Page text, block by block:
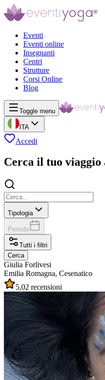
Eventi
Eventi online
Insegnanti
Centri
Strutture
Corsi Online
Blog
Toggle menu
ITA
Accedi
Cerca il tuo viaggio
Tipologia
Periodo
Tutti i filtri
Cerca
Giulia Forlivesi
Emilia Romagna, Cesenatico
5,02 recensioni